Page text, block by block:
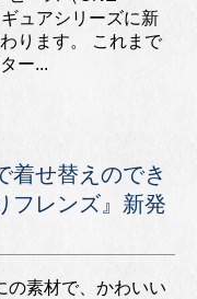
ュアシリーズに新
ります。 これまで
ー...
着せ替えのでき
フレンズ』新発
の素材で、かわいい